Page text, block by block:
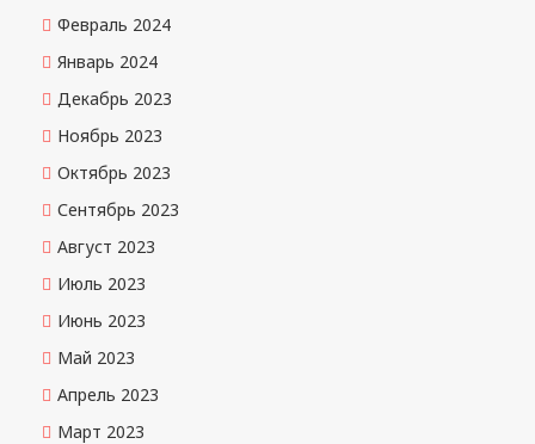
Февраль 2024
Январь 2024
Декабрь 2023
Ноябрь 2023
Октябрь 2023
Сентябрь 2023
Август 2023
Июль 2023
Июнь 2023
Май 2023
Апрель 2023
Март 2023